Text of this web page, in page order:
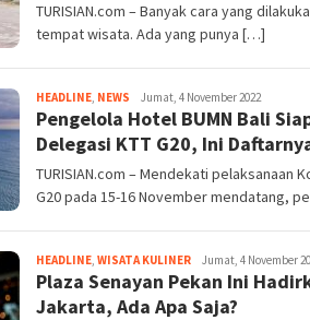
TURISIAN.com – Banyak cara yang
tempat wisata. Ada yang punya […]
HEADLINE, NEWS Tim
Redaksi
Jumat, 4 November 2022
Pengelola Hotel BUMN Bali
Delegasi KTT G20, Ini
TURISIAN.com – Mendekati pelaksanaan
G20 pada 15-16 November mendatang,
HEADLINE, WISATA KULINERTim
Redaksi
Jumat, 4 November
Plaza Senayan Pekan Ini
Jakarta, Ada Apa Saja?